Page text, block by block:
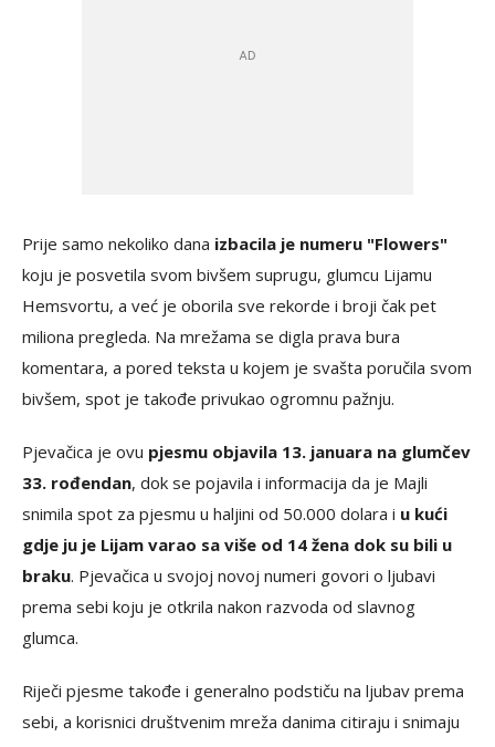
Prije samo nekoliko dana izbacila je numeru "Flowers"
koju je posvetila svom bivšem suprugu, glumcu Lijamu
Hemsvortu, a već je oborila sve rekorde i broji čak pet
miliona pregleda. Na mrežama se digla prava bura
komentara, a pored teksta u kojem je svašta poručila svom
bivšem, spot je takođe privukao ogromnu pažnju.
Pjevačica je ovu pjesmu objavila 13. januara na glumčev
33. rođendan, dok se pojavila i informacija da je Majli
snimila spot za pjesmu u haljini od 50.000 dolara i u kući
gdje ju je Lijam varao sa više od 14 žena dok su bili u
braku. Pjevačica u svojoj novoj numeri govori o ljubavi
prema sebi koju je otkrila nakon razvoda od slavnog
glumca.
Riječi pjesme takođe i generalno podstiču na ljubav prema
sebi, a korisnici društvenim mreža danima citiraju i snimaju